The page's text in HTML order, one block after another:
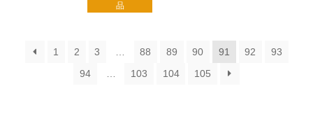
品
1 2 3 88 89 90 91 92
93
94
… 103 104 105